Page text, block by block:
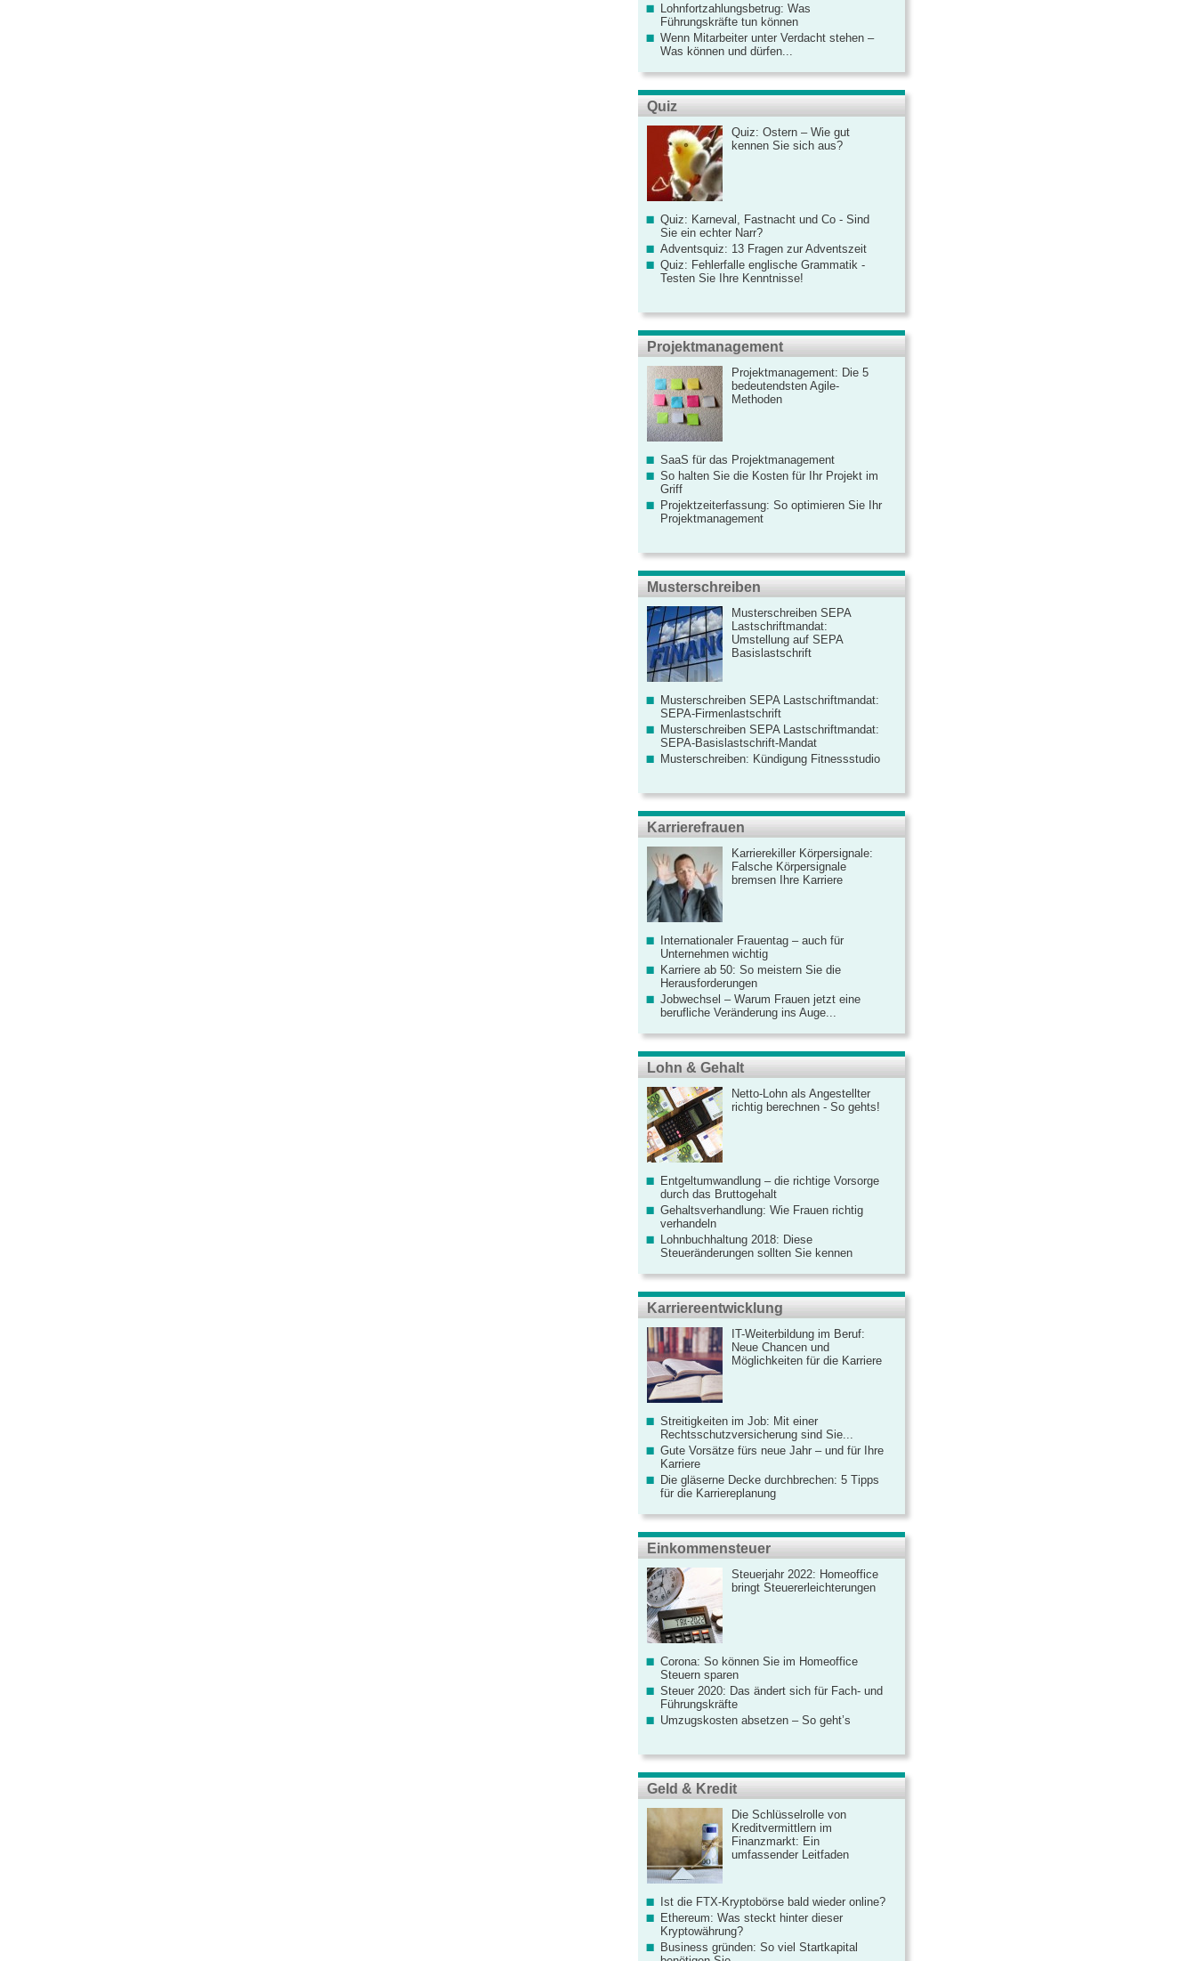
Lohnfortzahlungsbetrug: Was
Führungskräfte tun können
Wenn Mitarbeiter unter Verdacht stehen –
Was können und dürfen...
Quiz
Quiz: Ostern – Wie gut
kennen Sie sich aus?
Quiz: Karneval, Fastnacht und Co - Sind
Sie ein echter Narr?
Adventsquiz: 13 Fragen zur Adventszeit
Quiz: Fehlerfalle englische Grammatik -
Testen Sie Ihre Kenntnisse!
Projektmanagement
Projektmanagement: Die 5
bedeutendsten Agile-
Methoden
SaaS für das Projektmanagement
So halten Sie die Kosten für Ihr Projekt im
Griff
Projektzeiterfassung: So optimieren Sie Ihr
Projektmanagement
Musterschreiben
Musterschreiben SEPA
Lastschriftmandat:
Umstellung auf SEPA
Basislastschrift
Musterschreiben SEPA Lastschriftmandat:
SEPA-Firmenlastschrift
Musterschreiben SEPA Lastschriftmandat:
SEPA-Basislastschrift-Mandat
Musterschreiben: Kündigung Fitnessstudio
Karrierefrauen
Karrierekiller Körpersignale:
Falsche Körpersignale
bremsen Ihre Karriere
Internationaler Frauentag – auch für
Unternehmen wichtig
Karriere ab 50: So meistern Sie die
Herausforderungen
Jobwechsel – Warum Frauen jetzt eine
berufliche Veränderung ins Auge...
Lohn & Gehalt
Netto-Lohn als Angestellter
richtig berechnen - So gehts!
Entgeltumwandlung – die richtige Vorsorge
durch das Bruttogehalt
Gehaltsverhandlung: Wie Frauen richtig
verhandeln
Lohnbuchhaltung 2018: Diese
Steueränderungen sollten Sie kennen
Karriereentwicklung
IT-Weiterbildung im Beruf:
Neue Chancen und
Möglichkeiten für die Karriere
Streitigkeiten im Job: Mit einer
Rechtsschutzversicherung sind Sie...
Gute Vorsätze fürs neue Jahr – und für Ihre
Karriere
Die gläserne Decke durchbrechen: 5 Tipps
für die Karriereplanung
Einkommensteuer
Steuerjahr 2022: Homeoffice
bringt Steuererleichterungen
Corona: So können Sie im Homeoffice
Steuern sparen
Steuer 2020: Das ändert sich für Fach- und
Führungskräfte
Umzugskosten absetzen – So geht’s
Geld & Kredit
Die Schlüsselrolle von
Kreditvermittlern im
Finanzmarkt: Ein
umfassender Leitfaden
Ist die FTX-Kryptobörse bald wieder online?
Ethereum: Was steckt hinter dieser
Kryptowährung?
Business gründen: So viel Startkapital